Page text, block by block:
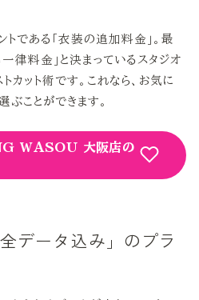
である「衣装の追加料金」。最
律料金」と決まっているスタジオ
カット術です。これなら、お気に
ことができます。
WASOU 大阪店の
データ込み」のプラ